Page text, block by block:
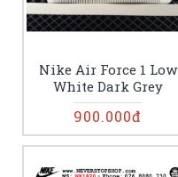
Nike Air Force 1 Low
White Dark Grey
900.000đ